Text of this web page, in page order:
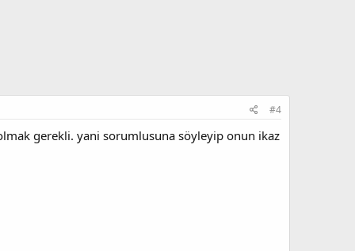
#4
gerekli. yani sorumlusuna söyleyip onun ikaz